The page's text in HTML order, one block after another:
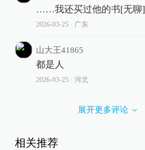
……我还买过他的书[无聊]
2026-03-25∙ 广东
山大王41865
都是人
2026-03-25∙ 河北
展开更多评论
相关推荐